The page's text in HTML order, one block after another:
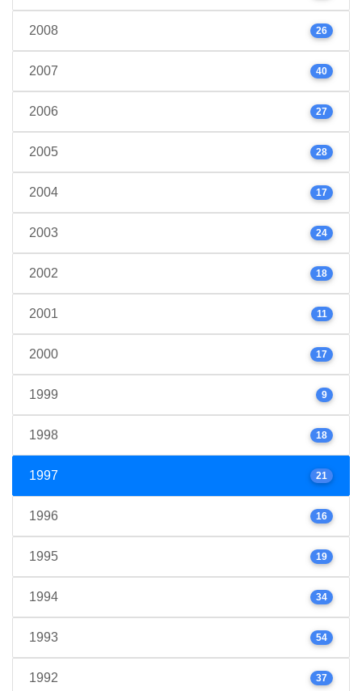
2008 26
2007 40
2006 27
2005 28
2004 17
2003 24
2002 18
2001 11
2000 17
1999 9
1998 18
1997 21
1996 16
1995 19
1994 34
1993 54
1992 37